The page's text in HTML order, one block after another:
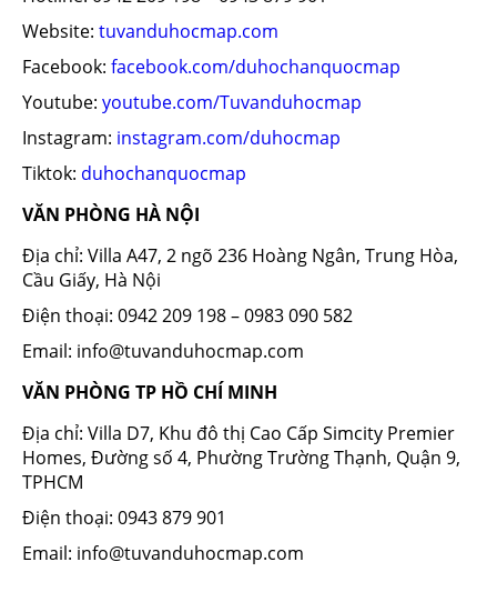
Website: tuvanduhocmap.com
Facebook: facebook.com/duhochanquocmap
Youtube: youtube.com/Tuvanduhocmap
Instagram: instagram.com/duhocmap
Tiktok: duhochanquocmap
VĂN PHÒNG HÀ NỘI
Địa chỉ: Villa A47, 2 ngõ 236 Hoàng Ngân, Trung Hòa,
Cầu Giấy, Hà Nội
Điện thoại: 0942 209 198 – 0983 090 582
Email: info@tuvanduhocmap.com
VĂN PHÒNG TP HỒ CHÍ MINH
Địa chỉ: Villa D7, Khu đô thị Cao Cấp Simcity Premier
Homes, Đường số 4, Phường Trường Thạnh, Quận 9,
TPHCM
Điện thoại: 0943 879 901
Email: info@tuvanduhocmap.com